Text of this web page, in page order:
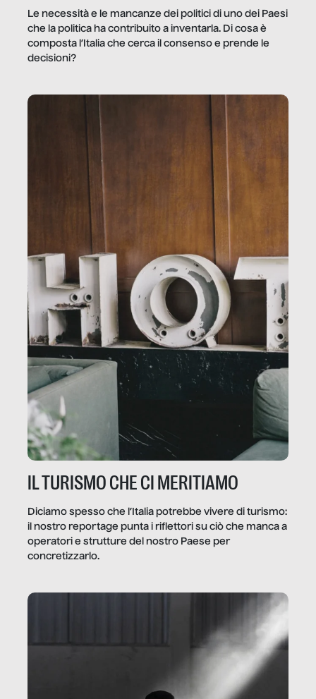
Le necessità e le mancanze dei politici di uno dei Paesi
che la politica ha contribuito a inventarla. Di cosa è
composta l’Italia che cerca il consenso e prende le
decisioni?
IL TURISMO CHE CI MERITIAMO
Diciamo spesso che l’Italia potrebbe vivere di turismo:
il nostro reportage punta i riflettori su ciò che manca a
operatori e strutture del nostro Paese per
concretizzarlo.